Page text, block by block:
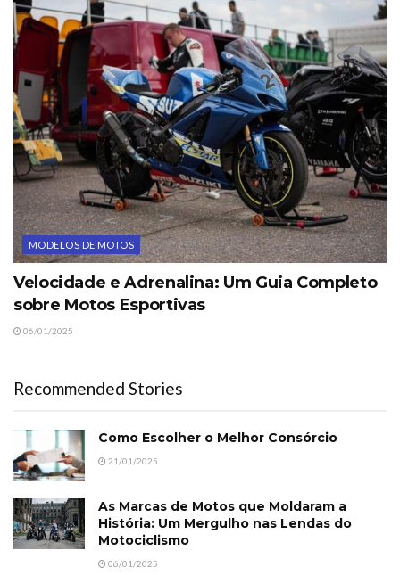
MODELOS DE MOTOS
Velocidade e Adrenalina: Um Guia Completo
sobre Motos Esportivas
06/01/2025
Recommended Stories
Como Escolher o Melhor Consórcio
21/01/2025
As Marcas de Motos que Moldaram a
História: Um Mergulho nas Lendas do
Motociclismo
06/01/2025